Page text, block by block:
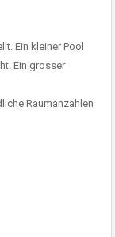
Ein kleiner Pool
Ein grosser
Raumanzahlen